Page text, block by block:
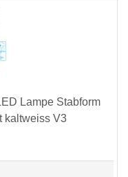
Lampe Stabform
kaltweiss V3